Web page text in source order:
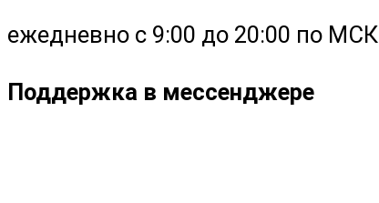
ежедневно с 9:00 до 20:00 по МСК
Поддержка в мессенджере